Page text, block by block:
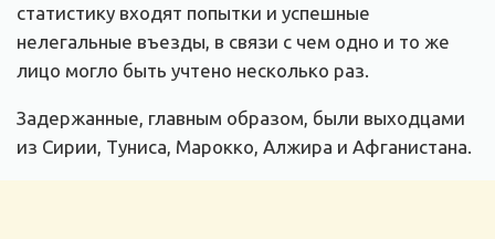
статистику входят попытки и успешные
нелегальные въезды, в связи с чем одно и то же
лицо могло быть учтено несколько раз.
Задержанные, главным образом, были выходцами
из Сирии, Туниса, Марокко, Алжира и Афганистана.